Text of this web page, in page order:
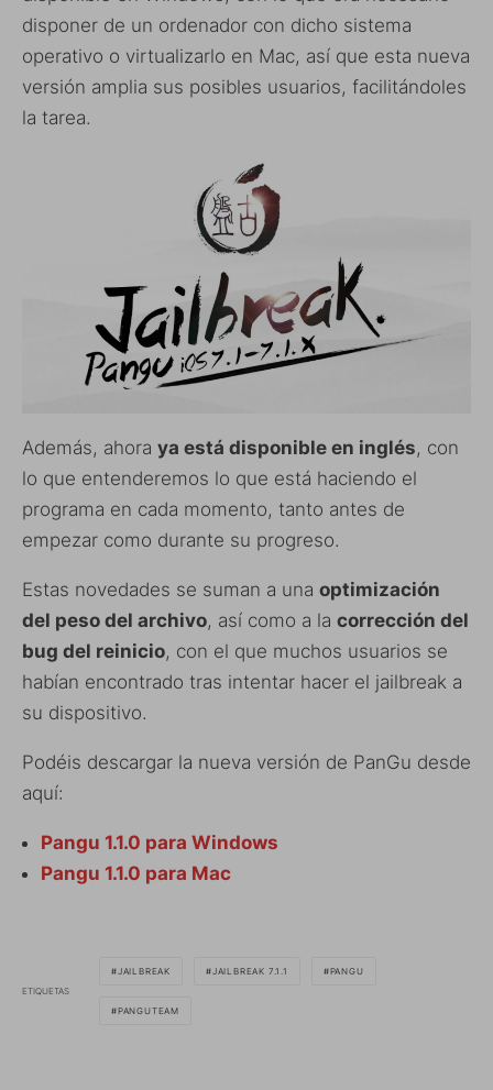
disponer de un ordenador con dicho sistema
operativo o virtualizarlo en Mac, así que esta nueva
versión amplia sus posibles usuarios, facilitándoles
la tarea.
Además, ahora ya está disponible en inglés, con
lo que entenderemos lo que está haciendo el
programa en cada momento, tanto antes de
empezar como durante su progreso.
Estas novedades se suman a una optimización
del peso del archivo, así como a la corrección del
bug del reinicio, con el que muchos usuarios se
habían encontrado tras intentar hacer el jailbreak a
su dispositivo.
Podéis descargar la nueva versión de PanGu desde
aquí:
Pangu 1.1.0 para Windows
Pangu 1.1.0 para Mac
ETIQUETAS
JAILBREAK JAILBREAK 7.1.1 PANGU
PANGUTEAM